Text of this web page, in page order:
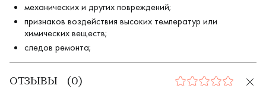
механических и других повреждений;
признаков воздействия высоких температур или
химических веществ;
следов ремонта;
ОТЗЫВЫ ( 0) 0